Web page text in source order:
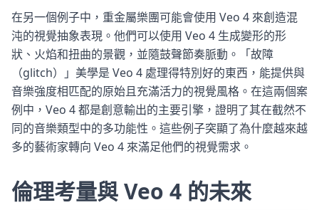
在另一個例子中，重金屬樂團可能會使用 Veo 4 來創造混
沌的視覺抽象表現。他們可以使用 Veo 4 生成變形的形
狀、火焰和扭曲的景觀，並隨鼓聲節奏脈動。「故障
（glitch）」美學是 Veo 4 處理得特別好的東西，能提供與
音樂強度相匹配的原始且充滿活力的視覺風格。在這兩個案
例中，Veo 4 都是創意輸出的主要引擎，證明了其在截然不
同的音樂類型中的多功能性。這些例子突顯了為什麼越來越
多的藝術家轉向 Veo 4 來滿足他們的視覺需求。
倫理考量與 Veo 4 的未來